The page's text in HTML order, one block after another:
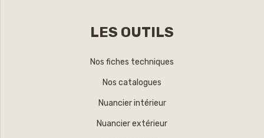
LES OUTILS
Nos fiches techniques
Nos catalogues
Nuancier intérieur
Nuancier extérieur